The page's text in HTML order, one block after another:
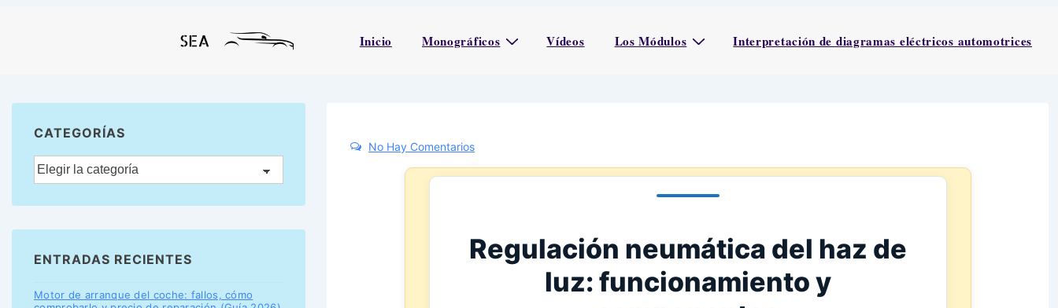
Inicio Monográficos Vídeos Los Módulos Interpretación de diagramas eléctricos automotrices
No Hay Comentarios
Regulación neumática del haz de
luz: funcionamiento y
CATEGORÍAS
ENTRADAS RECIENTES
Motor de arranque del coche: fallos, cómo